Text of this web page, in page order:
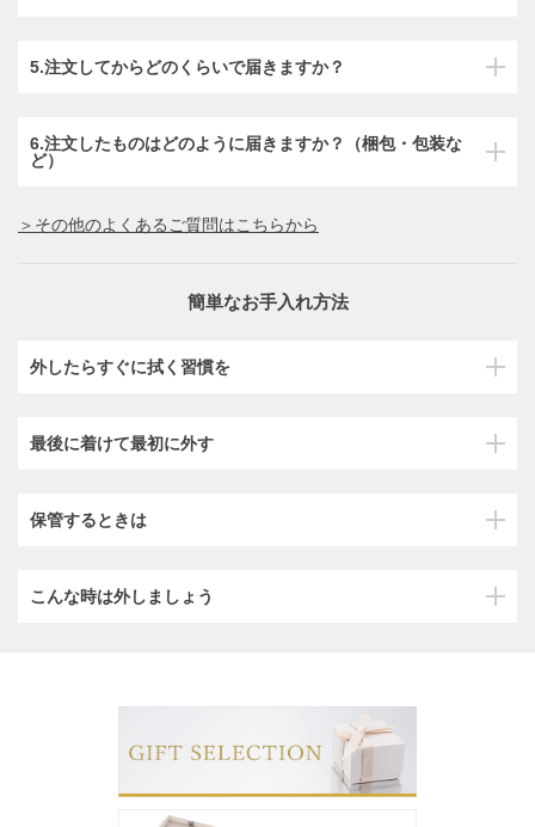
5.注文してからどのくらいで届きますか？
6.注文したものはどのように届きますか？（梱包・包装な
ど）
＞その他のよくあるご質問はこちらから
簡単なお手入れ方法
外したらすぐに拭く習慣を
最後に着けて最初に外す
保管するときは
こんな時は外しましょう